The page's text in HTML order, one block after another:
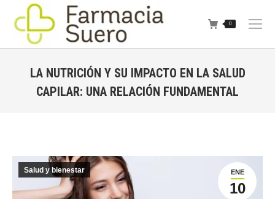
0
LA NUTRICIÓN Y SU IMPACTO EN LA SALUD
CAPILAR: UNA RELACIÓN FUNDAMENTAL
ENE
10
Salud y bienestar